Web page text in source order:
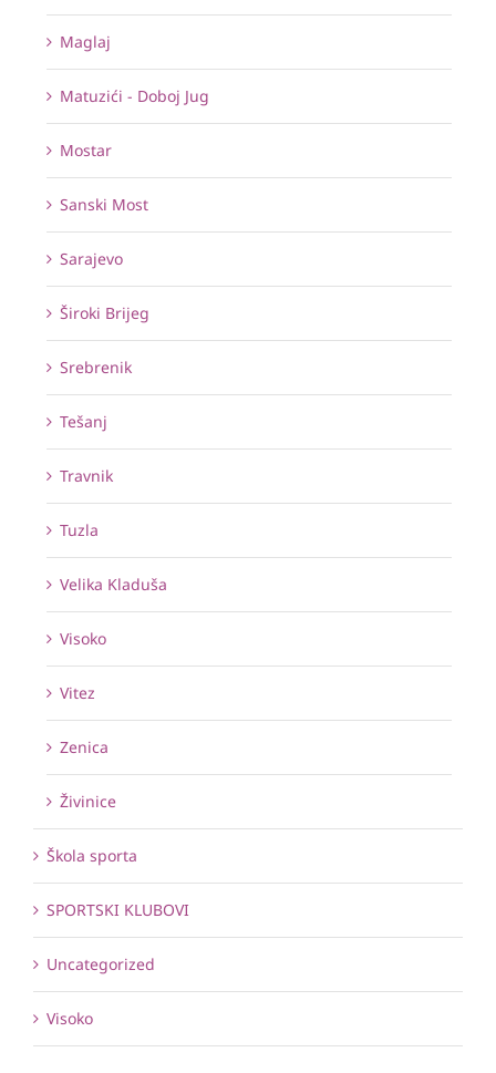
Maglaj
Matuzići - Doboj Jug
Mostar
Sanski Most
Sarajevo
Široki Brijeg
Srebrenik
Tešanj
Travnik
Tuzla
Velika Kladuša
Visoko
Vitez
Zenica
Živinice
Škola sporta
SPORTSKI KLUBOVI
Uncategorized
Visoko